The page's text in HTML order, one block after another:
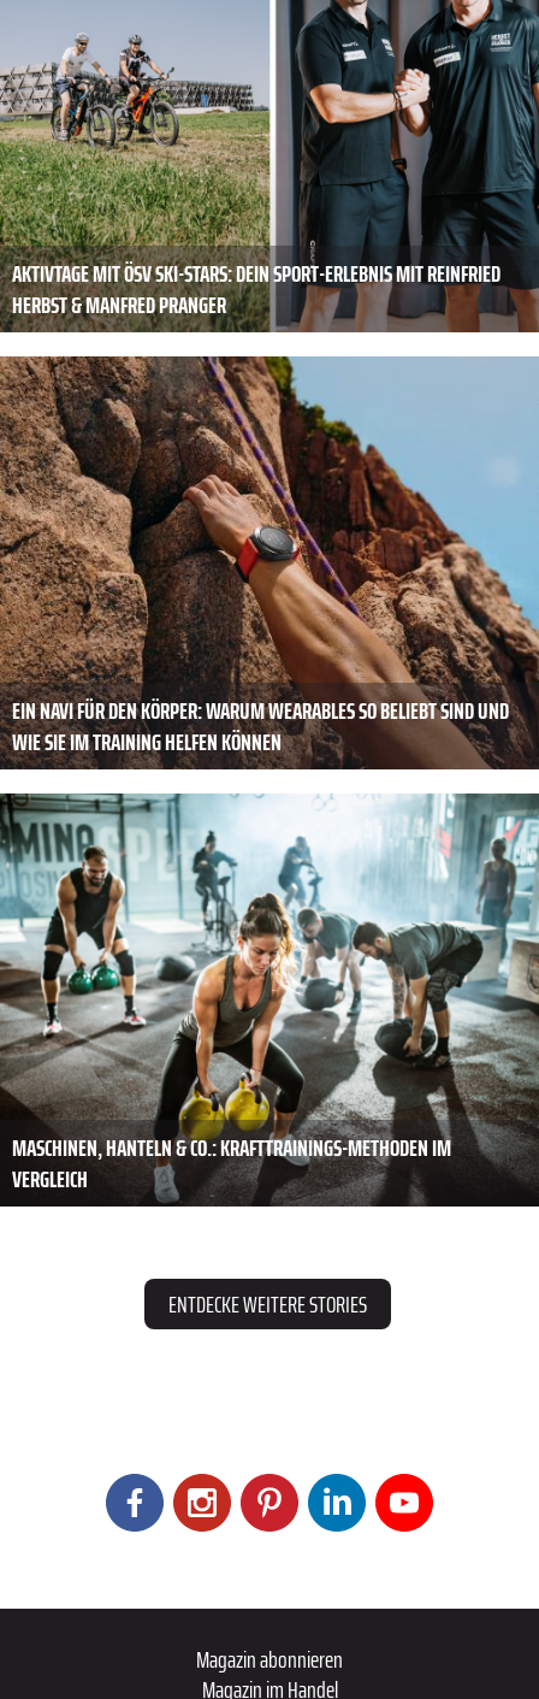
AKTIVTAGE MIT ÖSV SKI-STARS: DEIN SPORT-ERLEBNIS MIT REINFRIED
HERBST & MANFRED PRANGER
EIN NAVI FÜR DEN KÖRPER: WARUM WEARABLES SO BELIEBT SIND UND
WIE SIE IM TRAINING HELFEN KÖNNEN
MASCHINEN, HANTELN & CO.: KRAFTTRAININGS-METHODEN IM
VERGLEICH
ENTDECKE WEITERE STORIES
Magazin abonnieren
Magazin im Handel